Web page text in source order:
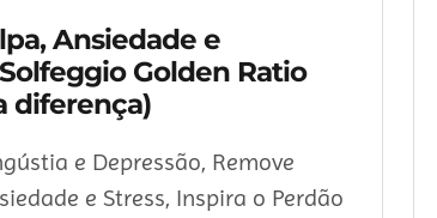
Ansiedade e
Golden Ratio
diferença)
e Depressão, Remove
e Stress, Inspira o Perdão